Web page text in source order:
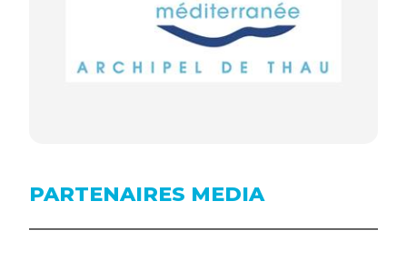
PARTENAIRES MEDIA